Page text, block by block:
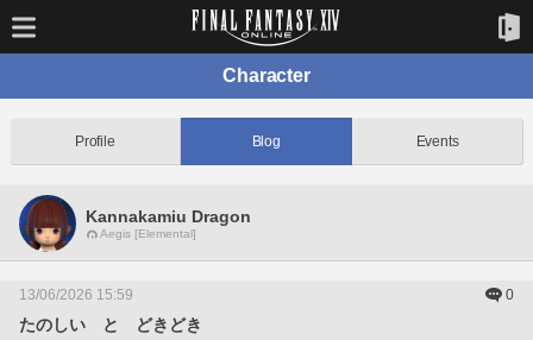
Character
Profile Blog Events
Kannakamiu Dragon
Aegis [Elemental]
13/06/2026 15:59 0
たのしい と どきどき